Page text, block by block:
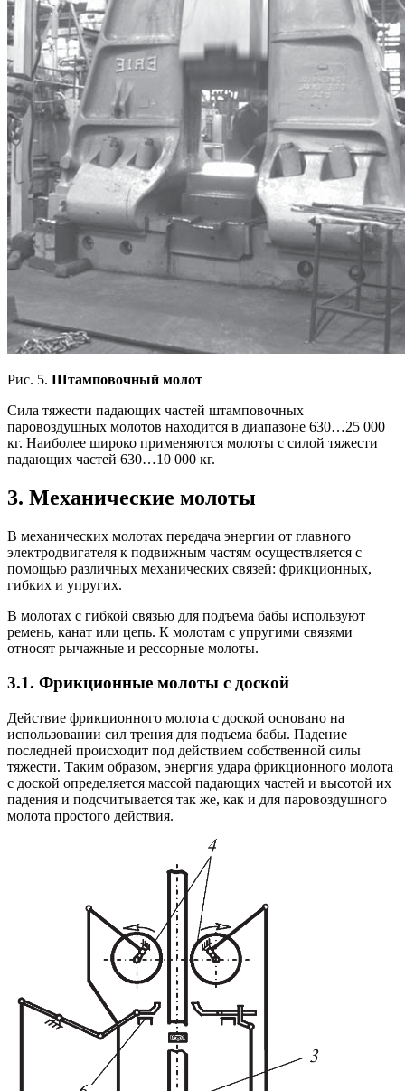
Рис. 5. Штамповочный молот
Сила тяжести падающих частей штамповочных
паровоздушных молотов находится в диапазоне 630…25 000
кг. Наиболее широко применяются молоты с силой тяжести
падающих частей 630…10 000 кг.
3. Механические молоты
В механических молотах передача энергии от главного
электродвигателя к подвижным частям осуществляется с
помощью различных механических связей: фрикционных,
гибких и упругих.
В молотах с гибкой связью для подъема бабы используют
ремень, канат или цепь. К молотам с упругими связями
относят рычажные и рессорные молоты.
3.1. Фрикционные молоты с доской
Действие фрикционного молота с доской основано на
использовании сил трения для подъема бабы. Падение
последней происходит под действием собственной силы
тяжести. Таким образом, энергия удара фрикционного молота
с доской определяется массой падающих частей и высотой их
падения и подсчитывается так же, как и для паровоздушного
молота простого действия.